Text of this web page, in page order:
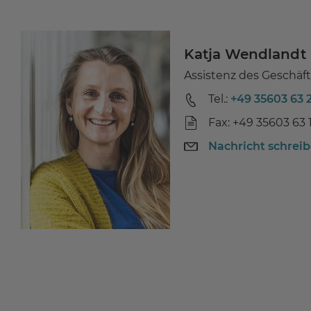
Katja Wendlandt
Assistenz des
Tel.: +49 35603 63
Fax: +49 35603 63
Nachricht